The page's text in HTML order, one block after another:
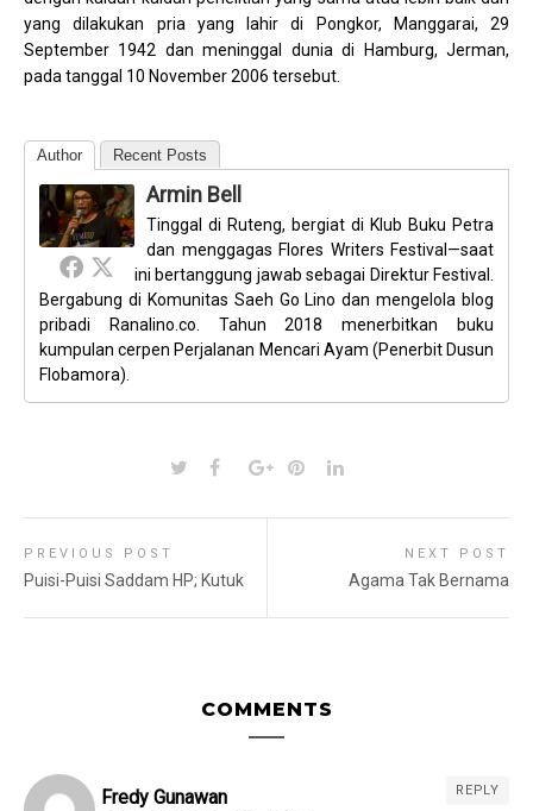
yang dilakukan pria yang lahir di Pongkor, Manggarai, 29
September 1942 dan meninggal dunia di Hamburg, Jerman,
pada tanggal 10 November 2006 tersebut.
Author Recent Posts
Armin Bell
Tinggal di Ruteng, bergiat di Klub Buku Petra
dan menggagas Flores Writers Festival—saat
ini bertanggung jawab sebagai Direktur Festival.
Bergabung di Komunitas Saeh Go Lino dan mengelola blog
pribadi Ranalino.co. Tahun 2018 menerbitkan buku
kumpulan cerpen Perjalanan Mencari Ayam (Penerbit Dusun
Flobamora).
PREVIOUS POST
Puisi-Puisi Saddam HP; Kutuk
NEXT POST
Agama Tak Bernama
COMMENTS
Fredy Gunawan REPLY